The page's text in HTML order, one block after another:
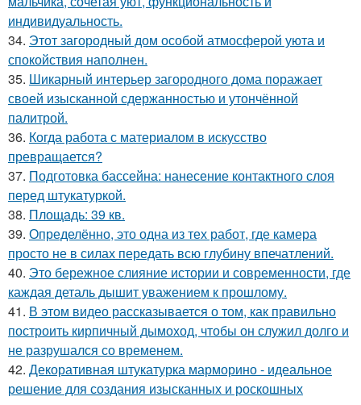
индивидуальность.
34. Этот загородный дом особой атмосферой уюта и
спокойствия наполнен.
35. Шикарный интерьер загородного дома поражает
своей изысканной сдержанностью и утончённой
палитрой.
36. Когда работа с материалом в искусство
превращается?
37. Подготовка бассейна: нанесение контактного слоя
перед штукатуркой.
38. Площадь: 39 кв.
39. Определённо, это одна из тех работ, где камера
просто не в силах передать всю глубину впечатлений.
40. Это бережное слияние истории и современности, где
каждая деталь дышит уважением к прошлому.
41. В этом видео рассказывается о том, как правильно
построить кирпичный дымоход, чтобы он служил долго и
не разрушался со временем.
42. Декоративная штукатурка марморино - идеальное
решение для создания изысканных и роскошных